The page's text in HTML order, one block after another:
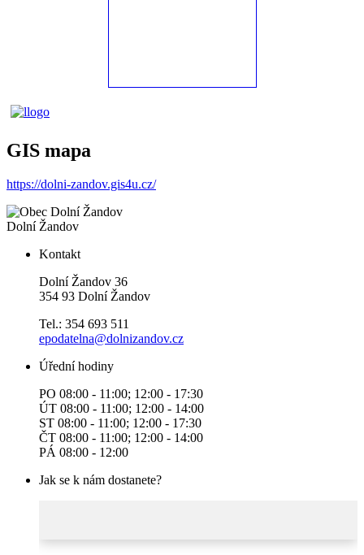
GIS mapa
https://dolni-zandov.gis4u.cz/
Dolní Žandov
Kontakt
Dolní Žandov 36
354 93 Dolní Žandov
Tel.: 354 693 511
epodatelna@dolnizandov.cz
Úřední hodiny
PO 08:00 - 11:00; 12:00 - 17:30
ÚT 08:00 - 11:00; 12:00 - 14:00
ST 08:00 - 11:00; 12:00 - 17:30
ČT 08:00 - 11:00; 12:00 - 14:00
PÁ 08:00 - 12:00
Jak se k nám dostanete?